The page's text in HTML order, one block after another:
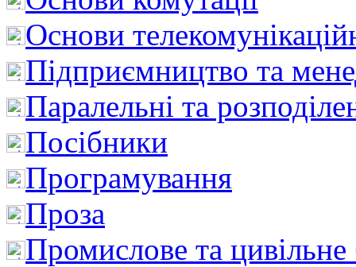
Основи
Підприємництво та
Паралельні та
Посібники
Програмування
Проза
Промислове та цивільне